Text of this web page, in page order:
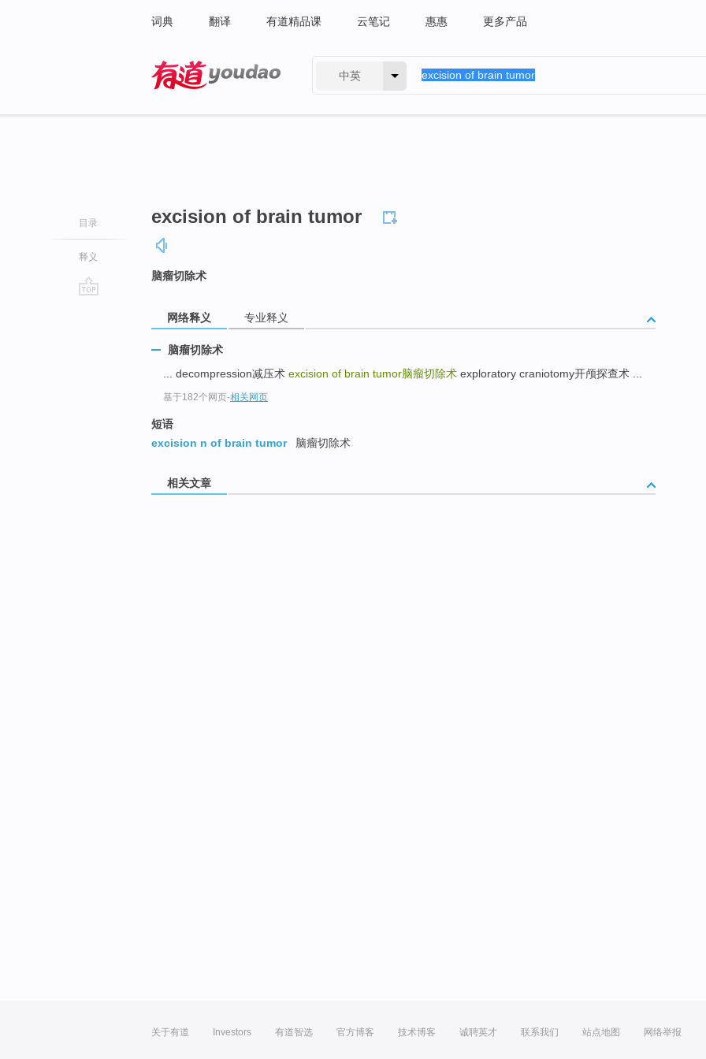
词典 翻译 有道精品课 云笔记 惠惠 更多产品
中英
目录
释义
excision of brain tumor
脑瘤切除术
网络释义 专业释义
脑瘤切除术
... decompression减压术 excision of brain tumor脑瘤切除术 exploratory craniotomy开颅探查术 ...
基于182个网页-相关网页
短语
excision n of brain tumor
脑瘤切除术
相关文章
关于有道 Investors 有道智选 官方博客 技术博客 诚聘英才 联系我们 站点地图 网络举报